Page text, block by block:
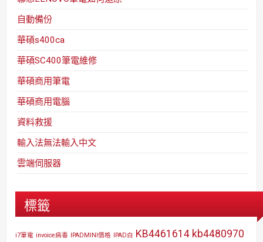
自動備份
華碩s400ca
華碩SC400筆電維修
華碩商用筆電
華碩商用電腦
資料救援
輸入法無法輸入中文
雲端伺服器
標籤
i7筆電 invoice病毒 IPADMINI價格 IPAD白 KB4461614 kb4480970